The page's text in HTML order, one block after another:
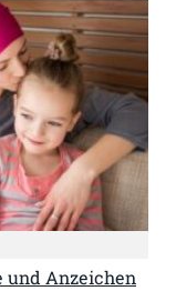
und Anzeichen